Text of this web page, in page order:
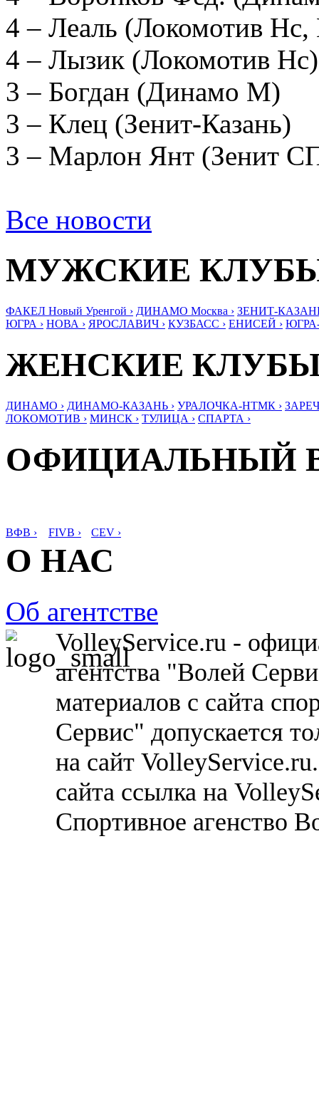
4 – Леаль (Локомотив Нс,
4 – Лызик (Локомотив Нс)
3 – Богдан (Динамо М)
3 – Клец (Зенит-Казань)
3 – Марлон Янт (Зенит
Все новости
МУЖСКИЕ
ФАКЕЛ Новый Уренгой › ДИНАМО Москва › ЗЕНИТ-
ЮГРА › НОВА › ЯРОСЛАВИЧ › КУЗБАСС › ЕНИСЕЙ ›
ЖЕНСКИЕ
ДИНАМО › ДИНАМО-КАЗАНЬ › УРАЛОЧКА-НТМК ›
ЛОКОМОТИВ › МИНСК › ТУЛИЦА › СПАРТА ›
ОФИЦИАЛЬНЫЙ
ВФВ › FIVB › CEV ›
О НАС
Об агентстве
VolleyService.ru -
агентства "Волей
материалов с сайта
Сервис" допускается
на сайт
сайта ссылка на
Спортивное агенство